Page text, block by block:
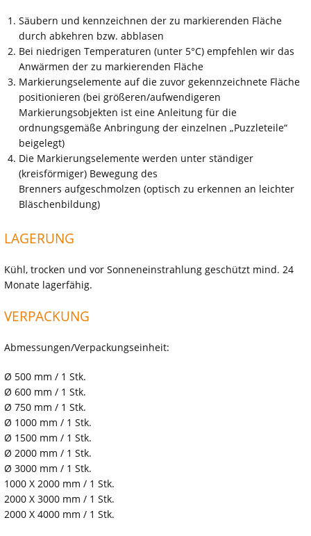
Säubern und kennzeichnen der zu markierenden Fläche
durch abkehren bzw. abblasen
Bei niedrigen Temperaturen (unter 5°C) empfehlen wir das
Anwärmen der zu markierenden Fläche
Markierungselemente auf die zuvor gekennzeichnete Fläche
positionieren (bei größeren/aufwendigeren
Markierungsobjekten ist eine Anleitung für die
ordnungsgemäße Anbringung der einzelnen „Puzzleteile“
beigelegt)
Die Markierungselemente werden unter ständiger
(kreisförmiger) Bewegung des
Brenners aufgeschmolzen (optisch zu erkennen an leichter
Bläschenbildung)
LAGERUNG
Kühl, trocken und vor Sonneneinstrahlung geschützt mind. 24
Monate lagerfähig.
VERPACKUNG
Abmessungen/Verpackungseinheit:
Ø 500 mm / 1 Stk.
Ø 600 mm / 1 Stk.
Ø 750 mm / 1 Stk.
Ø 1000 mm / 1 Stk.
Ø 1500 mm / 1 Stk.
Ø 2000 mm / 1 Stk.
Ø 3000 mm / 1 Stk.
1000 X 2000 mm / 1 Stk.
2000 X 3000 mm / 1 Stk.
2000 X 4000 mm / 1 Stk.